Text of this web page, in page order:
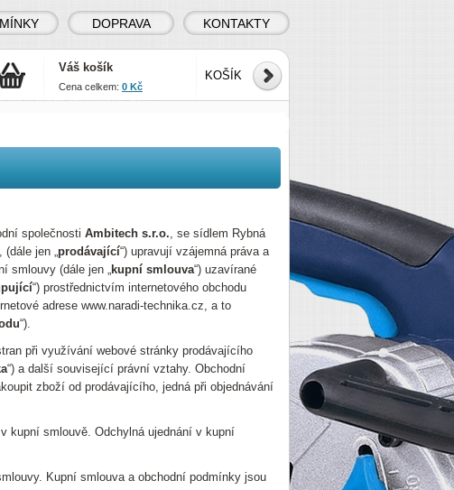
společnosti Ambitech s.r.o., se sídlem Rybná
jen „prodávající“) upravují vzájemná práva a
smlouvy (dále jen „kupní smlouva“) uzavírané
“) prostřednictvím internetového obchodu
adrese www.naradi-technika.cz, a to
“).
při využívání webové stránky prodávajícího
“) a další související právní vztahy. Obchodní
zboží od prodávajícího, jedná při objednávání
kupní smlouvě. Odchylná ujednání v kupní
Kupní smlouva a obchodní podmínky jsou
DOPRAVA KONTAKTY
KOŠÍK
Váš košík
Cena celkem: 0 Kč